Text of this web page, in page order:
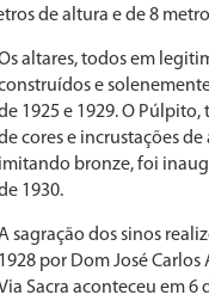
de altura e de 8
altares, todos em
e
1925 e 1929. O
cores e incrustações
imitando bronze, foi
1930.
sagração dos sinos
1928 por Dom José
Sacra aconteceu em 6